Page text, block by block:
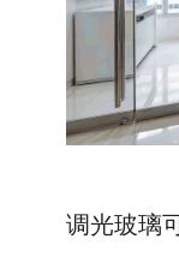
调光玻璃